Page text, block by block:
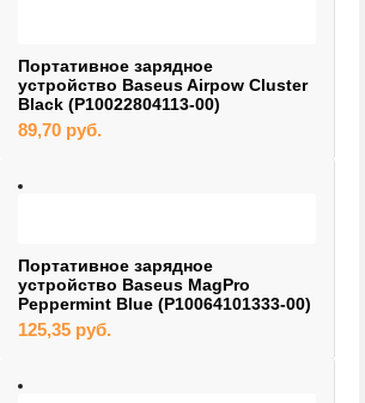
Портативное зарядное
устройство Baseus Airpow Cluster
Black (P10022804113-00)
89,70 руб.
Портативное зарядное
устройство Baseus MagPro
Peppermint Blue (P10064101333-00)
125,35 руб.